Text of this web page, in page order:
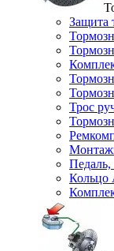
Защита
Трос
Кольцо